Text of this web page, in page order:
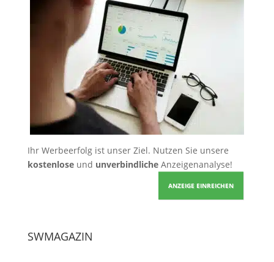
Ihr Werbeerfolg ist unser Ziel. Nutzen Sie unsere
kostenloseund unverbindlicheAnzeigenanalyse!
ANZEIGE EINREICHEN
SWMAGAZIN